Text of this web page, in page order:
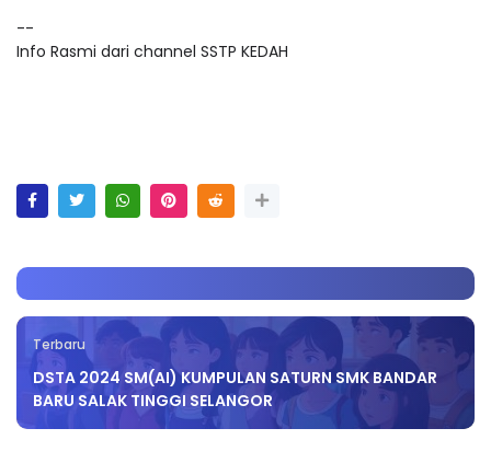
--
Info Rasmi dari channel SSTP KEDAH
Terbaru
DSTA 2024 SM(AI) KUMPULAN SATURN SMK BANDAR
BARU SALAK TINGGI SELANGOR